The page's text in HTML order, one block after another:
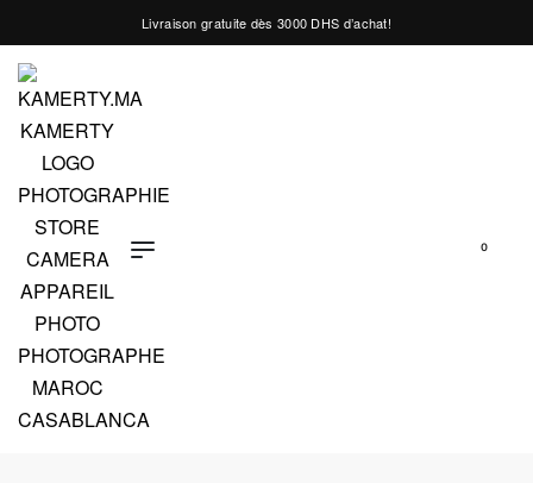
Livraison gratuite dès 3000 DHS d’achat!
0